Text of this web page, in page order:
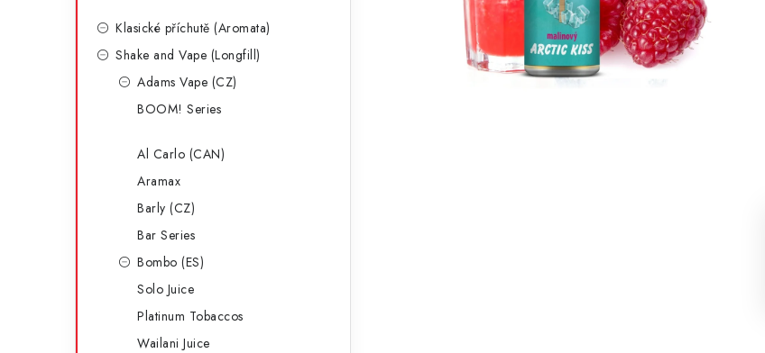
Klasické příchutě (Aromata)
Shake and Vape (Longfill)
Adams Vape (CZ)
BOOM! Series
Al Carlo (CAN)
Aramax
Barly (CZ)
Bar Series
Bombo (ES)
Solo Juice
Platinum Tobaccos
Wailani Juice